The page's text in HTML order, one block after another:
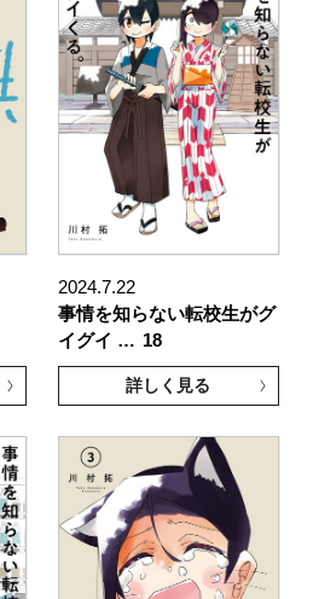
2024.7.22
事情を知らない転校生がグ
イグイ … 18
詳しく見る